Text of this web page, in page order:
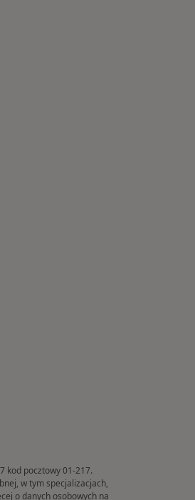
kod pocztowy 01-217.
w tym specjalizacjach,
o danych osobowych na